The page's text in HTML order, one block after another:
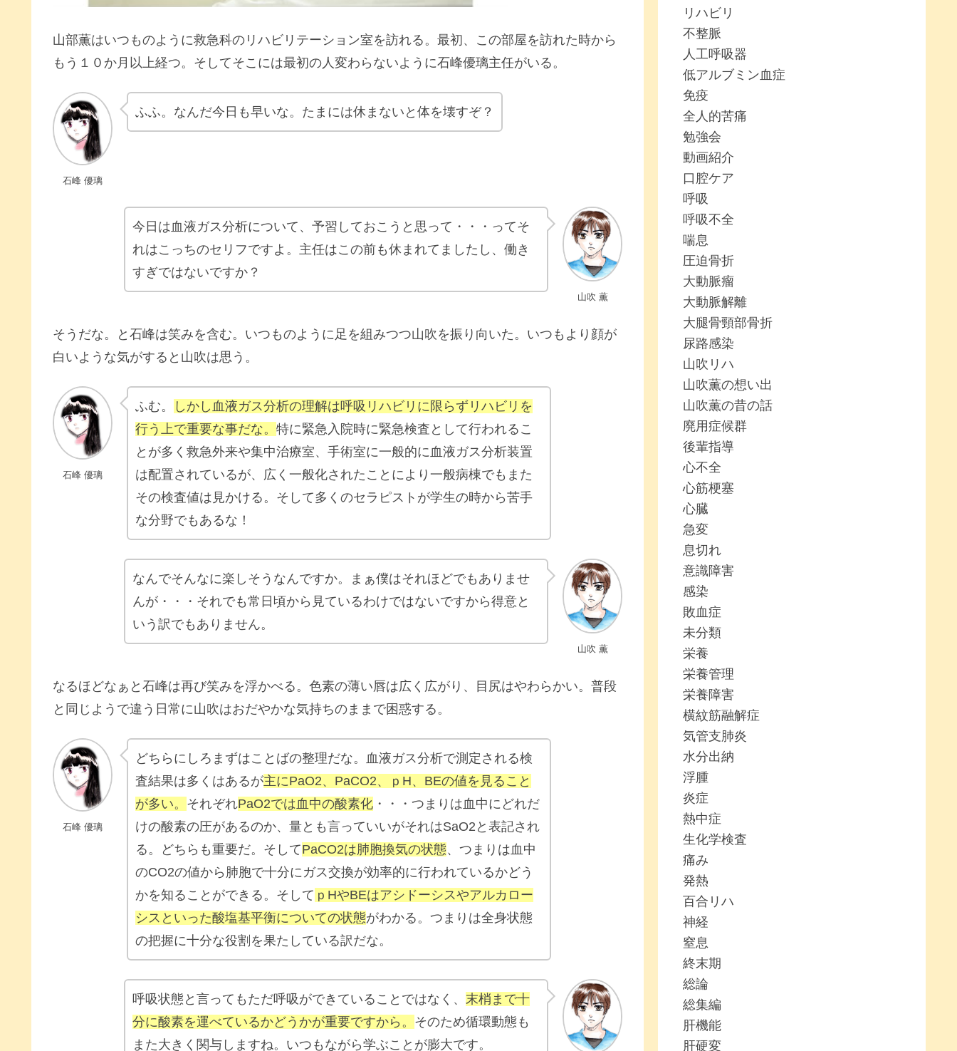
山部薫はいつものように救急科のリハビリテーション室を訪れる。最初、この部屋を訪れた時から
もう１０か月以上経つ。そしてそこには最初の人変わらないように石峰優璃主任がいる。
石峰 優璃
ふふ。なんだ今日も早いな。たまには休まないと体を壊すぞ？
山吹 薫
今日は血液ガス分析について、予習しておこうと思って・・・ってそ
れはこっちのセリフですよ。主任はこの前も休まれてましたし、働き
すぎではないですか？
そうだな。と石峰は笑みを含む。いつものように足を組みつつ山吹を振り向いた。いつもより顔が
白いような気がすると山吹は思う。
石峰 優璃
ふむ。
しかし血液ガス分析の理解は呼吸リハビリに限らずリハビリを
行う上で重要な事だな。 特に緊急入院時に緊急検査として行われるこ
とが多く救急外来や集中治療室、手術室に一般的に血液ガス分析装置
は配置されているが、広く一般化されたことにより一般病棟でもまた
その検査値は見かける。そして多くのセラピストが学生の時から苦手
な分野でもあるな！
山吹 薫
なんでそんなに楽しそうなんですか。まぁ僕はそれほどでもありませ
んが・・・それでも常日頃から見ているわけではないですから得意と
いう訳でもありません。
なるほどなぁと石峰は再び笑みを浮かべる。色素の薄い唇は広く広がり、目尻はやわらかい。普段
と同じようで違う日常に山吹はおだやかな気持ちのままで困惑する。
石峰 優璃
どちらにしろまずはことばの整理だな。血液ガス分析で測定される検
査結果は多くはあるが主にPaO2、PaCO2、ｐH、BEの値を見ること
が多い。 それぞれPaO2では血中の酸素化 ・・・つまりは血中にどれだ
けの酸素の圧があるのか、量とも言っていいがそれはSaO2と表記され
る。どちらも重要だ。そしてPaCO2は肺胞換気の状態、つまりは血中
のCO2の値から肺胞で十分にガス交換が効率的に行われているかどう
かを知ることができる。そして ｐHやBEはアシドーシスやアルカロー
シスといった酸塩基平衡についての状態がわかる。つまりは全身状態
の把握に十分な役割を果たしている訳だな。
呼吸状態と言ってもただ呼吸ができていることではなく、 末梢まで十
分に酸素を運べているかどうかが重要ですから。 そのため循環動態も
また大きく関与しますね。いつもながら学ぶことが膨大です。
リハビリ
不整脈
人工呼吸器
低アルブミン血症
免疫
全人的苦痛
勉強会
動画紹介
口腔ケア
呼吸
呼吸不全
喘息
圧迫骨折
大動脈瘤
大動脈解離
大腿骨頸部骨折
尿路感染
山吹リハ
山吹薫の想い出
山吹薫の昔の話
廃用症候群
後輩指導
心不全
心筋梗塞
心臓
急変
息切れ
意識障害
感染
敗血症
未分類
栄養
栄養管理
栄養障害
横紋筋融解症
気管支肺炎
水分出納
浮腫
炎症
熱中症
生化学検査
痛み
発熱
百合リハ
神経
窒息
終末期
総論
総集編
肝機能
肝硬変